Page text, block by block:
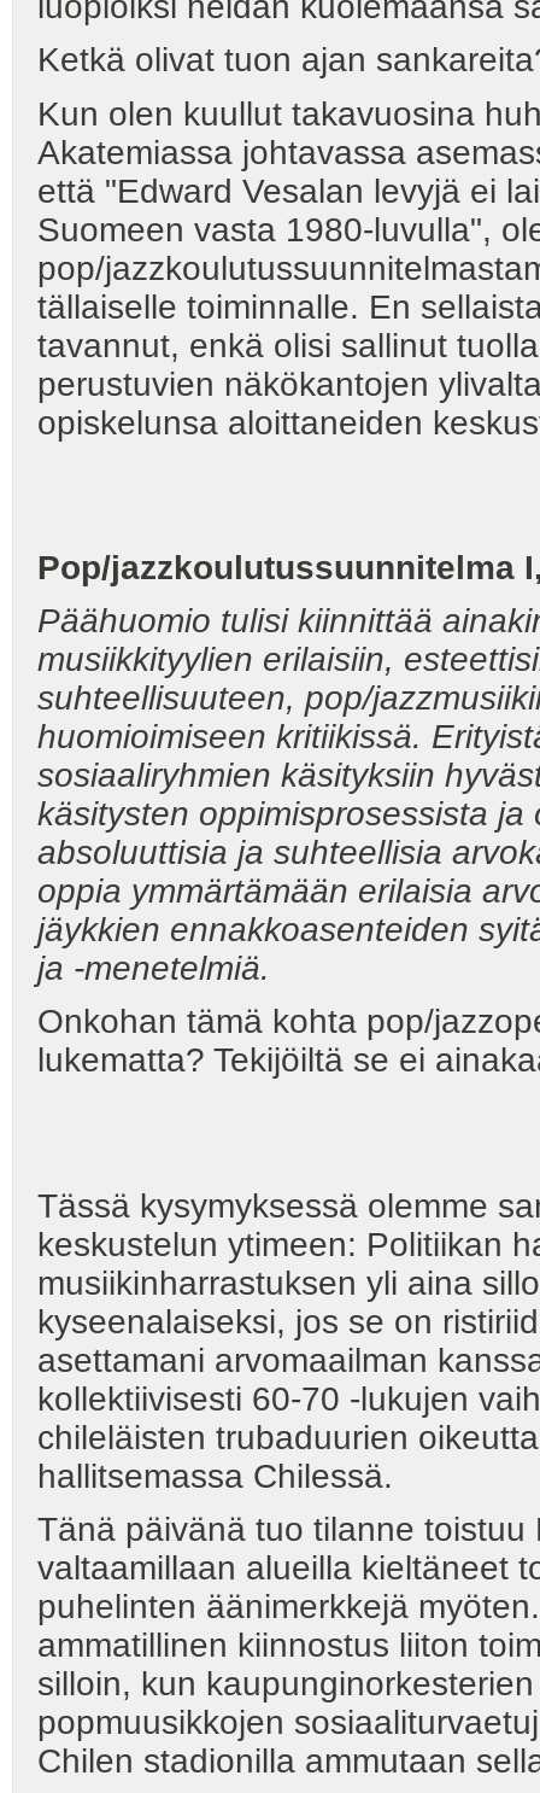
Ketkä olivat tuon ajan
Kun olen kuullut takavuosina
Akatemiassa johtavassa
että "Edward Vesalan levyjä ei
Suomeen vasta 1980-luvulla",
pop/
tällaiselle toiminnalle. En
tavannut, enkä olisi sallinut
perustuvien näkökantojen
opiskelunsa aloittaneiden
Pop/jazzkoulutussuunnitelma
Päähuomio tulisi kiinnittää
musiikkityylien erilaisiin,
suhteellisuuteen, pop/
huomioimiseen kritiikissä.
sosiaaliryhmien käsityksiin
käsitysten oppimisprosessista
absoluuttisia ja suhteellisia
oppia ymmärtämään erilaisia
jäykkien ennakkoasenteiden
ja -menetelmiä.
Onkohan tämä kohta pop/
lukematta? Tekijöiltä se ei
Tässä kysymyksessä olemme
keskustelun ytimeen: Politiikan
musiikinharrastuksen yli aina
kyseenalaiseksi, jos se on
asettamani arvomaailman
kollektiivisesti 60-70 -lukujen
chileläisten trubaduurien
hallitsemassa Chilessä.
Tänä päivänä tuo tilanne toistuu
valtaamillaan alueilla kieltäneet
puhelinten äänimerkkejä
ammatillinen kiinnostus liiton
silloin, kun
popmuusikkojen
Chilen stadionilla ammutaan